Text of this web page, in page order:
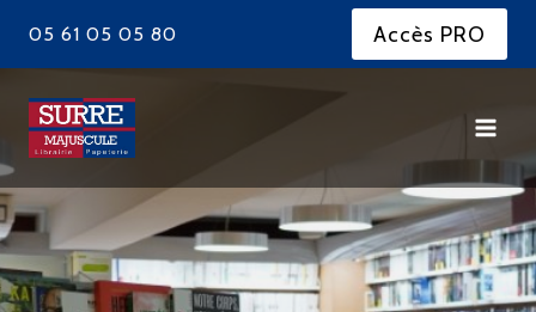
contenu
05 61 05 05 80 Accès PRO